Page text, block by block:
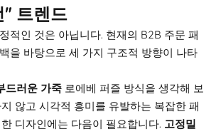
" 트렌드
적인 것은 아닙니다. 현재의 B2B 주문 패
을 바탕으로 세 가지 구조적 방향이 나타
드러운 가죽 로에베 퍼즐 방식을 생각해 보
않고 시각적 흥미를 유발하는 복잡한 패
디자인에는 다음이 필요합니다. 고정밀